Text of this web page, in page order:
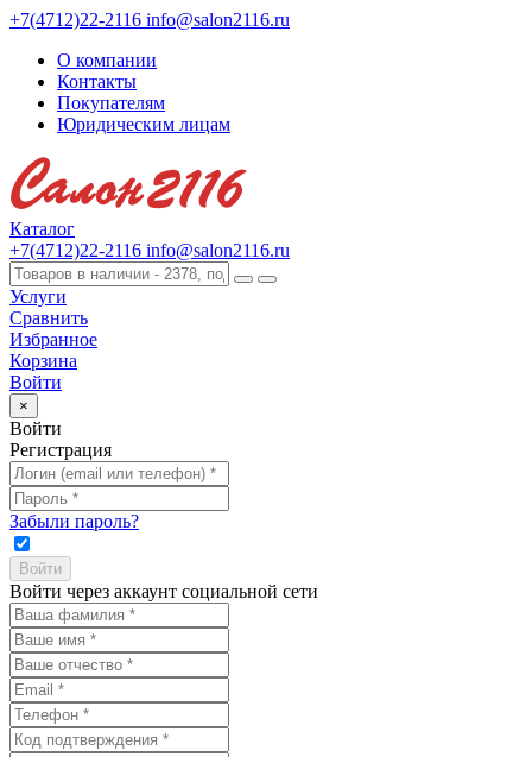
+7(4712)22-2116 info@salon2116.ru
О компании
Контакты
Покупателям
Юридическим лицам
Каталог
+7(4712)22-2116 info@salon2116.ru
Услуги
Сравнить
Избранное
Корзина
Войти
×
Войти
Регистрация
Забыли пароль?
Войти через аккаунт социальной сети